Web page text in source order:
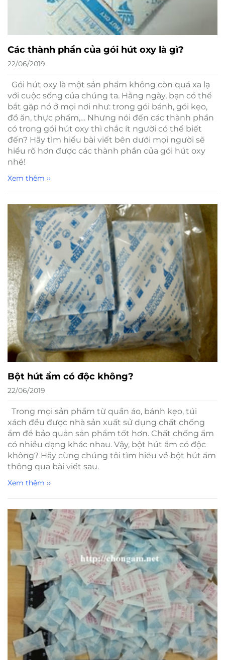
Các thành phần của gói hút oxy là gì?
22/06/2019
Gói hút oxy là một sản phẩm không còn quá xa lạ
với cuộc sống của chúng ta. Hằng ngày, bạn có thể
bắt gặp nó ở mọi nơi như: trong gói bánh, gói kẹo,
đồ ăn, thực phẩm,… Nhưng nói đến các thành phần
có trong gói hút oxy thì chắc ít người có thể biết
đến? Hãy tìm hiểu bài viết bên dưới mọi người sẽ
hiểu rõ hơn được các thành phần của gói hút oxy
nhé!
Xem thêm ››
Bột hút ẩm có độc không?
22/06/2019
Trong mọi sản phẩm từ quần áo, bánh kẹo, túi
xách đều được nhà sản xuất sử dụng chất chống
ẩm để bảo quản sản phẩm tốt hơn. Chất chống ẩm
có nhiều dạng khác nhau. Vậy, bột hút ẩm có độc
không? Hãy cùng chúng tôi tìm hiểu về bột hút ẩm
thông qua bài viết sau.
Xem thêm ››